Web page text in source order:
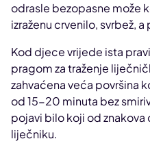
odrasle bezopasne može
izraženu crvenilo, svrbež,
Kod djece vrijede ista
pragom za traženje
zahvaćena veća površina
od 15-20 minuta bez
pojavi bilo koji od
liječniku.